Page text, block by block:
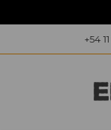
+54